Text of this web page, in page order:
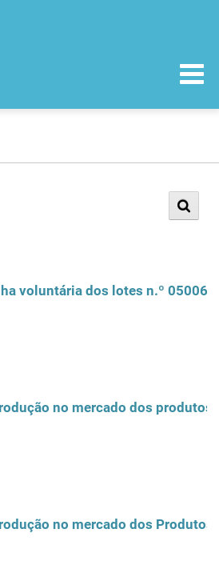
voluntária dos lotes n.º
no mercado dos produtos
no mercado dos